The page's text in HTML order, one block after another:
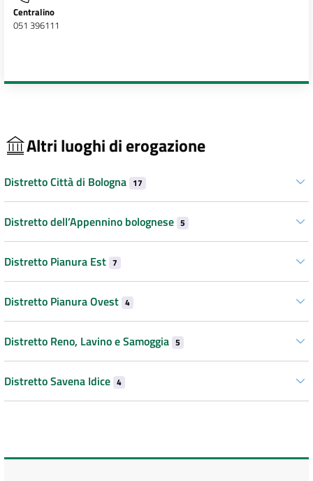
Centralino
051 396111
Altri luoghi di erogazione
Distretto Città di Bologna 17
Distretto dell’Appennino bolognese 5
Distretto Pianura Est 7
Distretto Pianura Ovest 4
Distretto Reno, Lavino e Samoggia 5
Distretto Savena Idice 4